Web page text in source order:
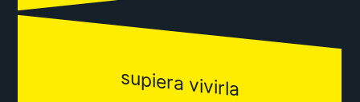
supiera vivirla